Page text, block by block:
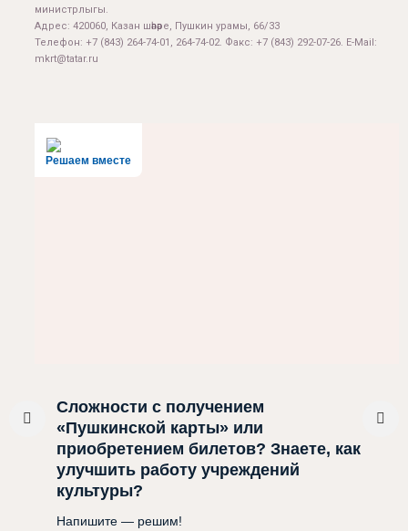
министрлыгы.
Адрес: 420060, Казан шәһәре, Пушкин урамы, 66/33
Телефон: +7 (843) 264-74-01, 264-74-02. Факс: +7 (843) 292-07-26. E-Mail:
mkrt@tatar.ru
Решаем вместе
Сложности с получением
«Пушкинской карты» или
приобретением билетов? Знаете, как
улучшить работу учреждений
культуры?
Напишите — решим!